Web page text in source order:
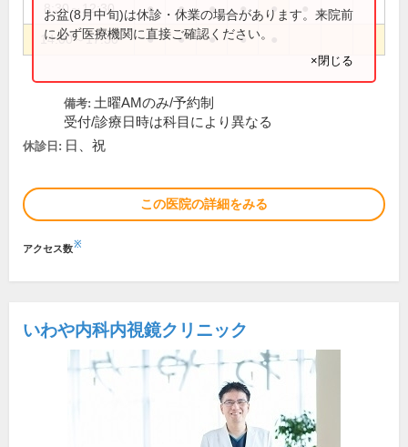
8:30～12:30 ● ● ● ● ●
14:00～17:30 ● ● ● ●
お盆(8月中旬)は休診・休業の場合があります。来院前
に必ず医療機関に直接ご確認ください。
×閉じる
備考: 土曜AMのみ/予約制
受付/診療日時は科目により異なる
休診日: 日、祝
この医院の詳細をみる
アクセス数※
いわや内科内視鏡クリニック